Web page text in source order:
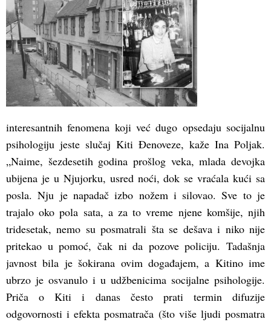
interesantnih fenomena koji već dugo opsedaju socijalnu
psihologiju jeste slučaj Kiti Đenoveze, kaže Ina Poljak.
„Naime, šezdesetih godina prošlog veka, mlada devojka
ubijena je u Njujorku, usred noći, dok se vraćala kući sa
posla. Nju je napadač izbo nožem i silovao. Sve to je
trajalo oko pola sata, a za to vreme njene komšije, njih
tridesetak, nemo su posmatrali šta se dešava i niko nije
pritekao u pomoć, čak ni da pozove policiju. Tadašnja
javnost bila je šokirana ovim događajem, a Kitino ime
ubrzo je osvanulo i u udžbenicima socijalne psihologije.
Priča o Kiti i danas često prati termin difuzije
odgovornosti i efekta posmatrača (što više ljudi posmatra